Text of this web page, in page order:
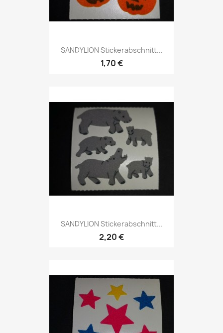
SANDYLION Stickerabschnitt...
1,70 €
SANDYLION Stickerabschnitt...
2,20 €